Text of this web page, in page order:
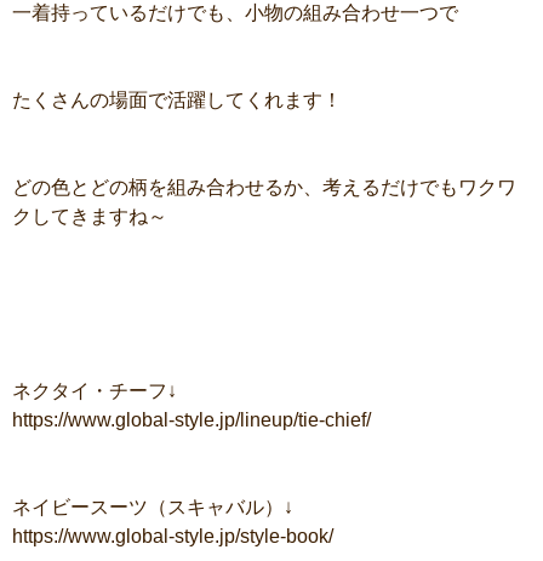
一着持っているだけでも、小物の組み合わせ一つで
たくさんの場面で活躍してくれます！
どの色とどの柄を組み合わせるか、考えるだけでもワクワ
クしてきますね～
ネクタイ・チーフ↓
https://www.global-style.jp/lineup/tie-chief/
ネイビースーツ（スキャバル）↓
https://www.global-style.jp/style-book/